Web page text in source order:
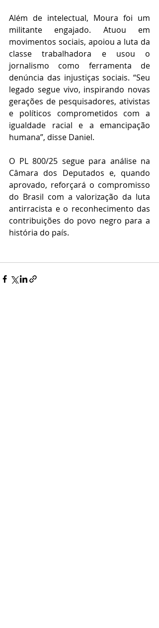
Além de intelectual, Moura foi um
militante engajado. Atuou em
movimentos sociais, apoiou a luta da
classe trabalhadora e usou o
jornalismo como ferramenta de
denúncia das injustiças sociais. “Seu
legado segue vivo, inspirando novas
gerações de pesquisadores, ativistas
e políticos comprometidos com a
igualdade racial e a emancipação
humana”, disse Daniel.
O PL 800/25 segue para análise na
Câmara dos Deputados e, quando
aprovado, reforçará o compromisso
do Brasil com a valorização da luta
antirracista e o reconhecimento das
contribuições do povo negro para a
história do país.